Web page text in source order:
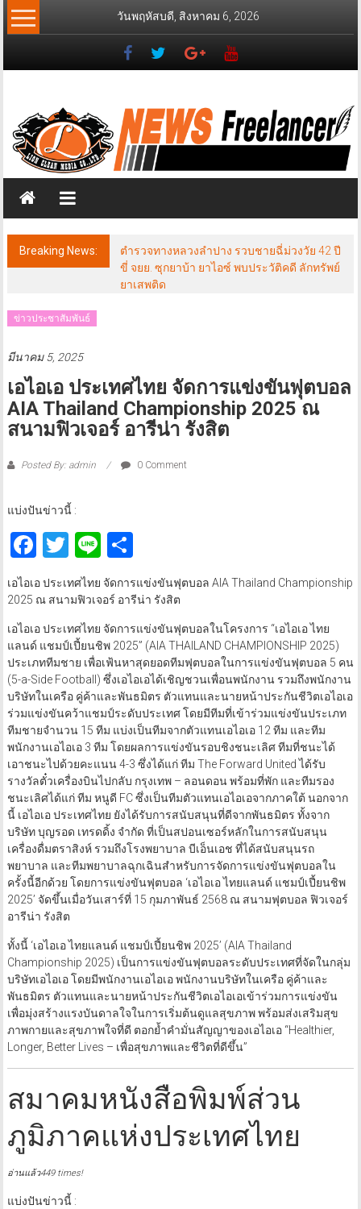
Skip
to
วันพฤหัสบดี, สิงหาคม 6, 2026
News
Freelancer
วส์
ฟรี
แลน
เซอร์
Breaking News:
ตำรวจทางหลวงลำปาง รวบชายฉี่ม่วงวัย 42 ปี
ขี่ จยย. ซุกยาบ้า ยาไอซ์ พบประวัติคดี ลักทรัพย์
ยาเสพติด
ข่าวประชาสัมพันธ์
มีนาคม 5, 2025
เอไอเอ ประเทศไทย จัดการแข่งขันฟุตบอล
AIA Thailand Championship 2025 ณ
สนามฟิวเจอร์ อารีน่า รังสิต
Posted By: admin 0 Comment
แบ่งปันข่าวนี้ :
Facebook
Twitter
LineShare
เอไอเอ ประเทศไทย จัดการแข่งขันฟุตบอล AIA Thailand Championship
2025 ณ สนามฟิวเจอร์ อารีน่า รังสิต
เอไอเอ ประเทศไทย จัดการแข่งขันฟุตบอลในโครงการ “เอไอเอ ไทย
แลนด์ แชมป์เปี้ยนชิพ 2025” (AIA THAILAND CHAMPIONSHIP 2025)
ประเภททีมชาย เพื่อเฟ้นหาสุดยอดทีมฟุตบอลในการแข่งขันฟุตบอล 5 คน
(5-a-Side Football) ซึ่งเอไอเอได้เชิญชวนเพื่อนพนักงาน รวมถึงพนักงาน
บริษัทในเครือ คู่ค้าและพันธมิตร ตัวแทนและนายหน้าประกันชีวิตเอไอเอ
ร่วมแข่งขันคว้าแชมป์ระดับประเทศ โดยมีทีมที่เข้าร่วมแข่งขันประเภท
ทีมชายจำนวน 15 ทีม แบ่งเป็นทีมจากตัวแทนเอไอเอ 12 ทีม และทีม
พนักงานเอไอเอ 3 ทีม โดยผลการแข่งขันรอบชิงชนะเลิศ ทีมที่ชนะได้
เอาชนะไปด้วยคะแนน 4-3 ซึ่งได้แก่ ทีม The Forward United ได้รับ
รางวัลตั๋วเครื่องบินไปกลับ กรุงเทพ – ลอนดอน พร้อมที่พัก และทีมรอง
ชนะเลิศได้แก่ ทีม หนูดี FC ซึ่งเป็นทีมตัวแทนเอไอเอจากภาคใต้ นอกจาก
นี้ เอไอเอ ประเทศไทย ยังได้รับการสนับสนุนที่ดีจากพันธมิตร ทั้งจาก
บริษัท บุญรอด เทรดดิ้ง จำกัด ที่เป็นสปอนเซอร์หลักในการสนับสนุน
เครื่องดื่มตราสิงห์ รวมถึงโรงพยาบาล บีเอ็นเอช ที่ได้สนับสนุนรถ
พยาบาล และทีมพยาบาลฉุกเฉินสำหรับการจัดการแข่งขันฟุตบอลใน
ครั้งนี้อีกด้วย โดยการแข่งขันฟุตบอล ‘เอไอเอ ไทยแลนด์ แชมป์เปี้ยนชิพ
2025’ จัดขึ้นเมื่อวันเสาร์ที่ 15 กุมภาพันธ์ 2568 ณ สนามฟุตบอล ฟิวเจอร์
อารีน่า รังสิต
ทั้งนี้ ‘เอไอเอ ไทยแลนด์ แชมป์เปี้ยนชิพ 2025’ (AIA Thailand
Championship 2025) เป็นการแข่งขันฟุตบอลระดับประเทศที่จัดในกลุ่ม
บริษัทเอไอเอ โดยมีพนักงานเอไอเอ พนักงานบริษัทในเครือ คู่ค้าและ
พันธมิตร ตัวแทนและนายหน้าประกันชีวิตเอไอเอเข้าร่วมการแข่งขัน
เพื่อมุ่งสร้างแรงบันดาลใจในการเริ่มต้นดูแลสุขภาพ พร้อมส่งเสริมสุข
ภาพกายและสุขภาพใจที่ดี ตอกย้ำคำมั่นสัญญาของเอไอเอ “Healthier,
Longer, Better Lives – เพื่อสุขภาพและชีวิตที่ดีขึ้น”
สมาคมหนังสือพิมพ์ส่วน
ภูมิภาคแห่งประเทศไทย
อ่านแล้ว449 times!
แบ่งปันข่าวนี้ :